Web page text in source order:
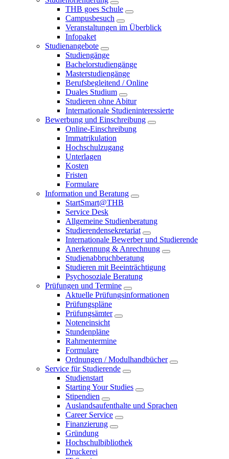
THB goes Schule
Campusbesuch
Veranstaltungen im Überblick
Infopaket
Studienangebote
Studiengänge
Bachelorstudiengänge
Masterstudiengänge
Berufsbegleitend / Online
Duales Studium
Studieren ohne Abitur
Internationale Studieninteressierte
Bewerbung und Einschreibung
Online-Einschreibung
Immatrikulation
Hochschulzugang
Unterlagen
Kosten
Fristen
Formulare
Information und Beratung
StartSmart@THB
Service Desk
Allgemeine Studienberatung
Studierendensekretariat
Internationale Bewerber und Studierende
Anerkennung & Anrechnung
Studienabbruchberatung
Studieren mit Beeinträchtigung
Psychosoziale Beratung
Prüfungen und Termine
Aktuelle Prüfungsinformationen
Prüfungspläne
Prüfungsämter
Noteneinsicht
Stundenpläne
Rahmentermine
Formulare
Ordnungen / Modulhandbücher
Service für Studierende
Studienstart
Starting Your Studies
Stipendien
Auslandsaufenthalte und Sprachen
Career Service
Finanzierung
Gründung
Hochschulbibliothek
Druckerei